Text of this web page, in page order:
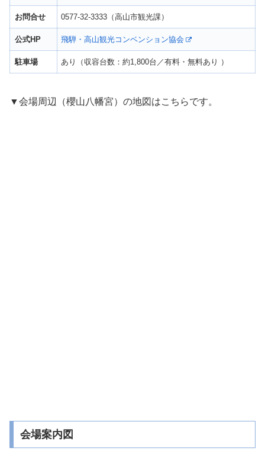
お問合せ 0577-32-3333（高山市観光課）
公式HP 飛騨・高山観光コンベンション協会
駐車場 あり（収容台数：約1,800台／有料・無料あり ）
▼会場周辺（櫻山八幡宮）の地図はこちらです。
会場案内図